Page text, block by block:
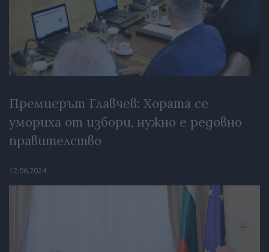
Премиерът Главчев: Хората се
умориха от избори, нужно е редовно
правителство
12.06.2024